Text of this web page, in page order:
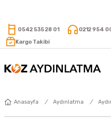
0542 535 28 01 0212 954
Kargo Takibi
Anasayfa Aydınlatma